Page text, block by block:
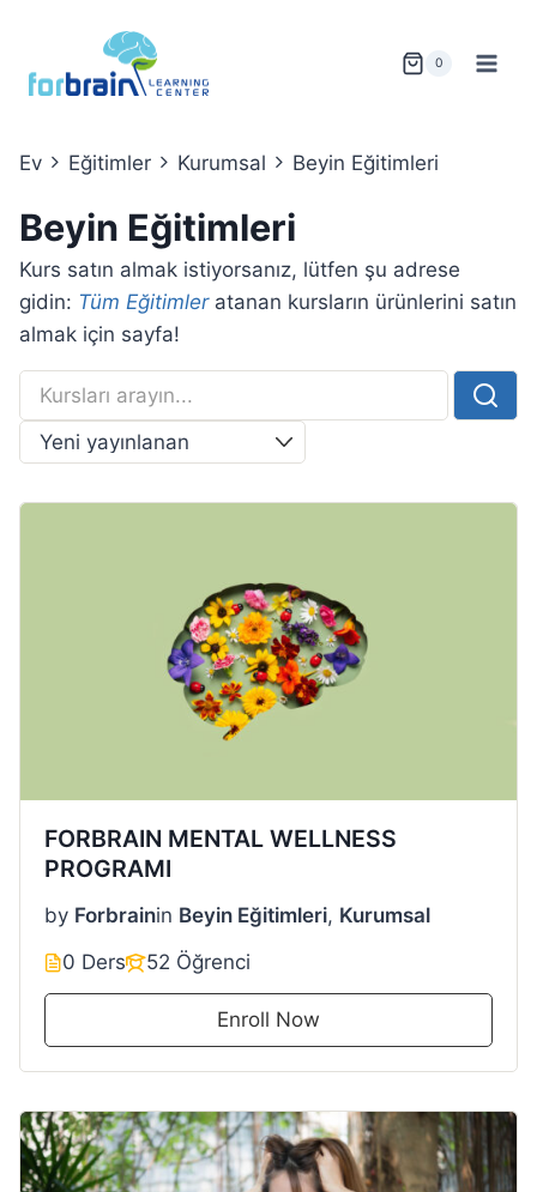
content
0
Ev Eğitimler Kurumsal Beyin Eğitimleri
Beyin Eğitimleri
Kurs satın almak istiyorsanız, lütfen şu adrese
gidin: Tüm Eğitimleratanan kursların ürünlerini satın
almak için sayfa!
FORBRAIN MENTAL WELLNESS
PROGRAMI
by Forbrainin Beyin Eğitimleri, Kurumsal
0 Ders
52 Öğrenci
Enroll Now